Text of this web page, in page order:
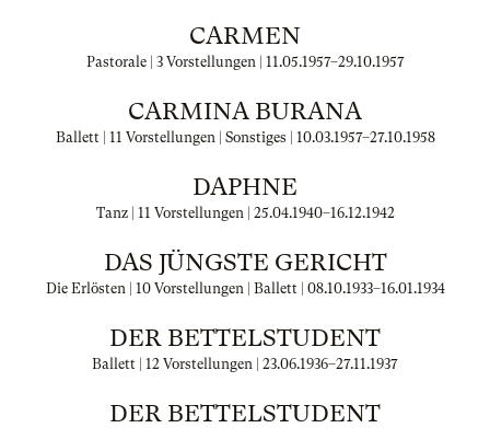
CARMEN
Pastorale | 3 Vorstellungen | 11.05.1957–29.10.1957
CARMINA BURANA
Ballett | 11 Vorstellungen | Sonstiges | 10.03.1957–27.10.1958
DAPHNE
Tanz | 11 Vorstellungen | 25.04.1940–16.12.1942
DAS JÜNGSTE GERICHT
Die Erlösten | 10 Vorstellungen | Ballett | 08.10.1933–16.01.1934
DER BETTELSTUDENT
Ballett | 12 Vorstellungen | 23.06.1936–27.11.1937
DER BETTELSTUDENT